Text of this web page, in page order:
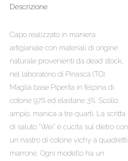
Descrizione
Capo realizzato in maniera
artigianale con materiali di origine
naturale provenienti da dead stock,
nel laboratorio di Pinasca (TO).
Maglia base Piperita in felpina di
cotone 97% ed elastane 3%. Scollo
ampio, manica a tre quarti. La scritta
di saluto ”Wei” è cucita sul dietro con
un nastro di cotone vichy a quadretti
marrone. Ogni modello ha un